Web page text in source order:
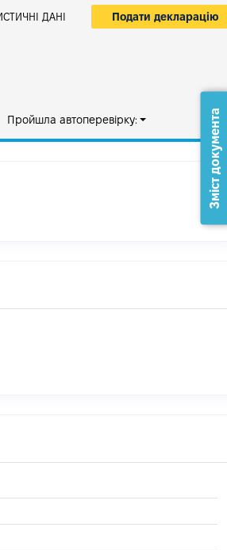
ДАНІ Подати декларацію
Пройшла автоперевірку: Зміст документа